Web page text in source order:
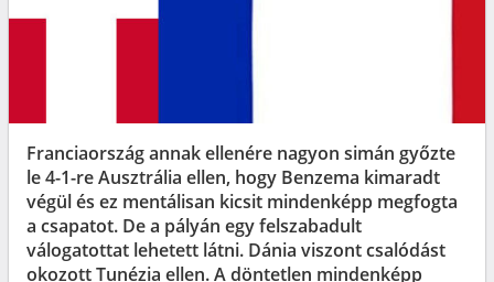
Franciaország annak ellenére nagyon simán győzte
le 4-1-re Ausztrália ellen, hogy Benzema kimaradt
végül és ez mentálisan kicsit mindenképp megfogta
a csapatot. De a pályán egy felszabadult
válogatottat lehetett látni. Dánia viszont csalódást
okozott Tunézia ellen. A döntetlen mindenképp